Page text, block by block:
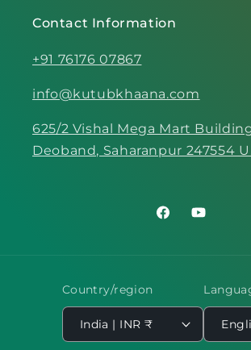
Contact Information
+91 76176 07867
info@kutubkhaana.com
625/2 Vishal Mega Mart
Deoband, Saharanpur 247554
FacebookYouTube
Country/region
India | INR ₹